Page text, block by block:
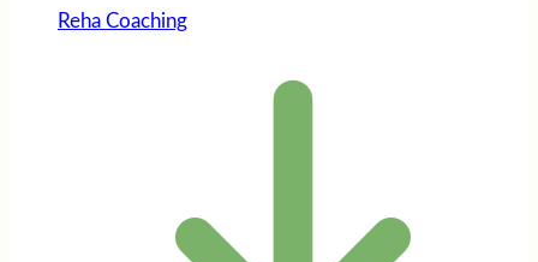
Reha Coaching